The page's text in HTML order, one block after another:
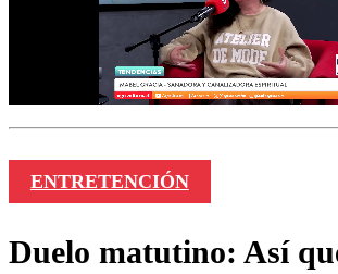
ENTRETENCIÓN
Duelo matutino: Así